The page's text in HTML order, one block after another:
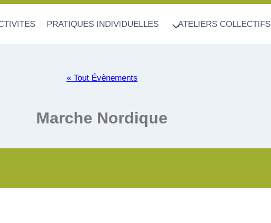
PRATIQUES INDIVIDUELLES ATELIERS COLLECTIFS
« Tout Évènements
Marche Nordique